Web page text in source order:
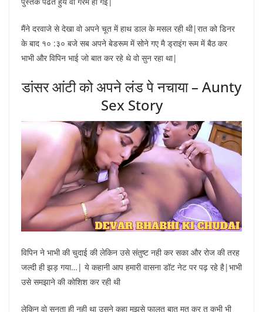
मैंने दरवाजे से देखा वो अपने चूत में हाथ डाल के मसल रही थी|रात को डिनर
के बाद १० :३० बजे सब अपने बेडरूम में सोने गए मै ड्राइंग रूम में बैठ कर
भाभी और विपिन भाई जो बात कर रहे थे वो सुन रहा था|
डांसर आंटी को अपने लंड पे नचाया – Aunty
Sex Story
विपिन ने भाभी की चुदाई की लेकिन उसे संतुष्ट नही कर सका और रोज की तरह
जल्दी ही झड़ गया…| ये कहानी आप हमारी वासना डॉट नेट पर पढ़ रहे है|भाभी
उसे समझाने की कोशिश कर रही थी
लेकिन वो सुनता ही नही था उसने कहा मुझसे फालतू बात मत कर तू कभी भी